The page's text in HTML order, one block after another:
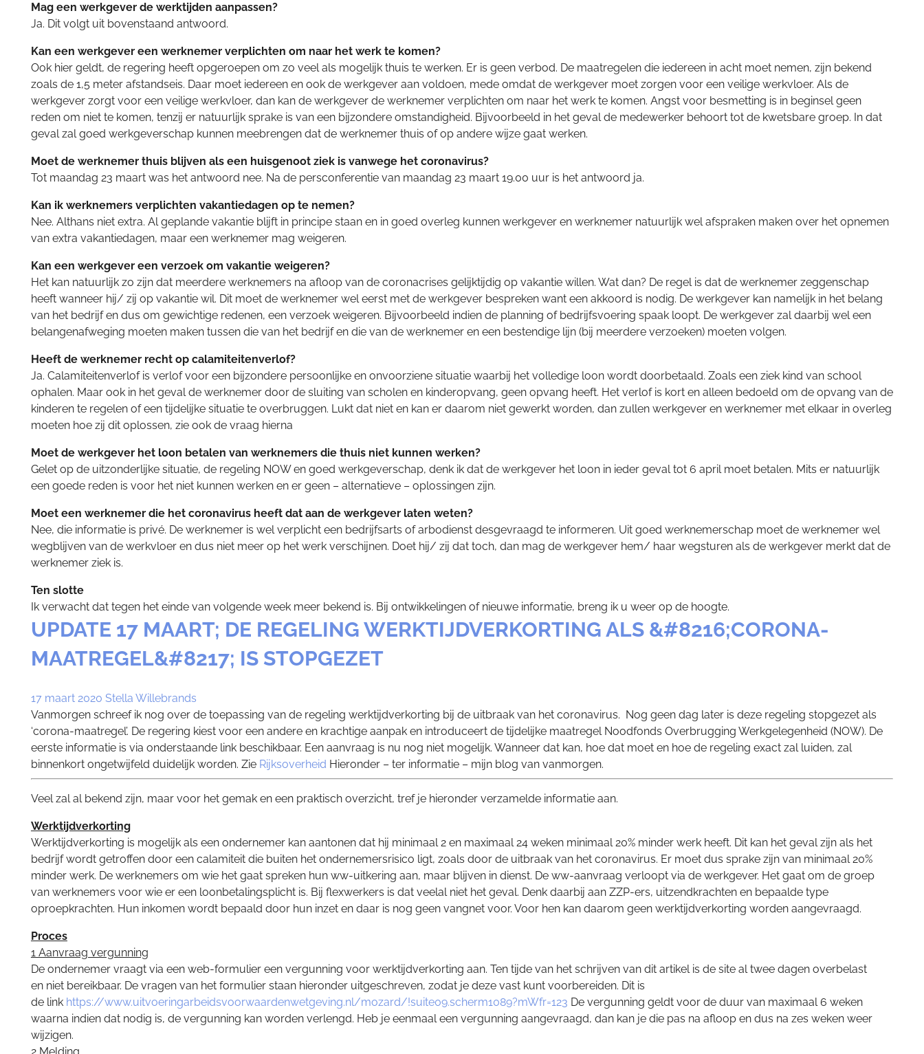
Mag een werkgever de werktijden aanpassen?
Ja. Dit volgt uit bovenstaand antwoord.
Kan een werkgever een werknemer verplichten om naar het werk te komen?
Ook hier geldt, de regering heeft opgeroepen om zo veel als mogelijk thuis te werken. Er is geen verbod. De maatregelen die iedereen in acht moet nemen, zijn bekend
zoals de 1,5 meter afstandseis. Daar moet iedereen en ook de werkgever aan voldoen, mede omdat de werkgever moet zorgen voor een veilige werkvloer. Als de
werkgever zorgt voor een veilige werkvloer, dan kan de werkgever de werknemer verplichten om naar het werk te komen. Angst voor besmetting is in beginsel geen
reden om niet te komen, tenzij er natuurlijk sprake is van een bijzondere omstandigheid. Bijvoorbeeld in het geval de medewerker behoort tot de kwetsbare groep. In dat
geval zal goed werkgeverschap kunnen meebrengen dat de werknemer thuis of op andere wijze gaat werken.
Moet de werknemer thuis blijven als een huisgenoot ziek is vanwege het coronavirus?
Tot maandag 23 maart was het antwoord nee. Na de persconferentie van maandag 23 maart 19.00 uur is het antwoord ja.
Kan ik werknemers verplichten vakantiedagen op te nemen?
Nee. Althans niet extra. Al geplande vakantie blijft in principe staan en in goed overleg kunnen werkgever en werknemer natuurlijk wel afspraken maken over het opnemen
van extra vakantiedagen, maar een werknemer mag weigeren.
Kan een werkgever een verzoek om vakantie weigeren?
Het kan natuurlijk zo zijn dat meerdere werknemers na afloop van de coronacrises gelijktijdig op vakantie willen. Wat dan? De regel is dat de werknemer zeggenschap
heeft wanneer hij/ zij op vakantie wil. Dit moet de werknemer wel eerst met de werkgever bespreken want een akkoord is nodig. De werkgever kan namelijk in het belang
van het bedrijf en dus om gewichtige redenen, een verzoek weigeren. Bijvoorbeeld indien de planning of bedrijfsvoering spaak loopt. De werkgever zal daarbij wel een
belangenafweging moeten maken tussen die van het bedrijf en die van de werknemer en een bestendige lijn (bij meerdere verzoeken) moeten volgen.
Heeft de werknemer recht op calamiteitenverlof?
Ja. Calamiteitenverlof is verlof voor een bijzondere persoonlijke en onvoorziene situatie waarbij het volledige loon wordt doorbetaald. Zoals een ziek kind van school
ophalen. Maar ook in het geval de werknemer door de sluiting van scholen en kinderopvang, geen opvang heeft. Het verlof is kort en alleen bedoeld om de opvang van de
kinderen te regelen of een tijdelijke situatie te overbruggen. Lukt dat niet en kan er daarom niet gewerkt worden, dan zullen werkgever en werknemer met elkaar in overleg
moeten hoe zij dit oplossen, zie ook de vraag hierna
Moet de werkgever het loon betalen van werknemers die thuis niet kunnen werken?
Gelet op de uitzonderlijke situatie, de regeling NOW en goed werkgeverschap, denk ik dat de werkgever het loon in ieder geval tot 6 april moet betalen. Mits er natuurlijk
een goede reden is voor het niet kunnen werken en er geen – alternatieve – oplossingen zijn.
Moet een werknemer die het coronavirus heeft dat aan de werkgever laten weten?
Nee, die informatie is privé. De werknemer is wel verplicht een bedrijfsarts of arbodienst desgevraagd te informeren. Uit goed werknemerschap moet de werknemer wel
wegblijven van de werkvloer en dus niet meer op het werk verschijnen. Doet hij/ zij dat toch, dan mag de werkgever hem/ haar wegsturen als de werkgever merkt dat de
werknemer ziek is.
Ten slotte
Ik verwacht dat tegen het einde van volgende week meer bekend is. Bij ontwikkelingen of nieuwe informatie, breng ik u weer op de hoogte.
UPDATE 17 MAART; DE REGELING WERKTIJDVERKORTING ALS &#8216;CORONA-
MAATREGEL&#8217; IS STOPGEZET
17 maart 2020 Stella Willebrands
Vanmorgen schreef ik nog over de toepassing van de regeling werktijdverkorting bij de uitbraak van het coronavirus. Nog geen dag later is deze regeling stopgezet als
‘corona-maatregel’. De regering kiest voor een andere en krachtige aanpak en introduceert de tijdelijke maatregel Noodfonds Overbrugging Werkgelegenheid (NOW). De
eerste informatie is via onderstaande link beschikbaar. Een aanvraag is nu nog niet mogelijk. Wanneer dat kan, hoe dat moet en hoe de regeling exact zal luiden, zal
binnenkort ongetwijfeld duidelijk worden. Zie Rijksoverheid Hieronder – ter informatie – mijn blog van vanmorgen.
Veel zal al bekend zijn, maar voor het gemak en een praktisch overzicht, tref je hieronder verzamelde informatie aan.
Werktijdverkorting
Werktijdverkorting is mogelijk als een ondernemer kan aantonen dat hij minimaal 2 en maximaal 24 weken minimaal 20% minder werk heeft. Dit kan het geval zijn als het
bedrijf wordt getroffen door een calamiteit die buiten het ondernemersrisico ligt, zoals door de uitbraak van het coronavirus. Er moet dus sprake zijn van minimaal 20%
minder werk. De werknemers om wie het gaat spreken hun ww-uitkering aan, maar blijven in dienst. De ww-aanvraag verloopt via de werkgever. Het gaat om de groep
van werknemers voor wie er een loonbetalingsplicht is. Bij flexwerkers is dat veelal niet het geval. Denk daarbij aan ZZP-ers, uitzendkrachten en bepaalde type
oproepkrachten. Hun inkomen wordt bepaald door hun inzet en daar is nog geen vangnet voor. Voor hen kan daarom geen werktijdverkorting worden aangevraagd.
Proces
1 Aanvraag vergunning
De ondernemer vraagt via een web-formulier een vergunning voor werktijdverkorting aan. Ten tijde van het schrijven van dit artikel is de site al twee dagen overbelast
en niet bereikbaar. De vragen van het formulier staan hieronder uitgeschreven, zodat je deze vast kunt voorbereiden. Dit is
de link https://www.uitvoeringarbeidsvoorwaardenwetgeving.nl/mozard/!suite09.scherm1089?mWfr=123 De vergunning geldt voor de duur van maximaal 6 weken
waarna indien dat nodig is, de vergunning kan worden verlengd. Heb je eenmaal een vergunning aangevraagd, dan kan je die pas na afloop en dus na zes weken weer
wijzigen.